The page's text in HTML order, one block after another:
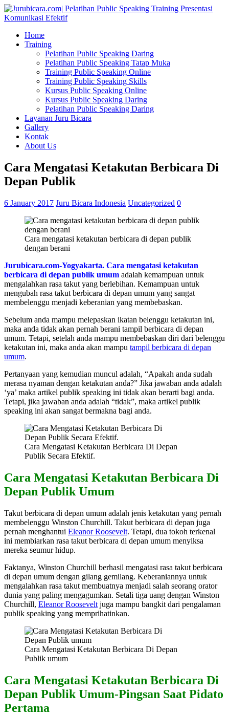
Home
Training
Pelatihan Public Speaking Daring
Pelatihan Public Speaking Tatap Muka
Training Public Speaking Online
Training Public Speaking Skills
Kursus Public Speaking Online
Kursus Public Speaking Daring
Pelatihan Public Speaking Daring
Layanan Juru Bicara
Gallery
Kontak
About Us
Cara Mengatasi Ketakutan Berbicara Di
Depan Publik
6 January 2017 Juru Bicara Indonesia Uncategorized 0
Cara mengatasi ketakutan berbicara di depan publik
dengan berani
Jurubicara.com-Yogyakarta. Cara mengatasi ketakutan
berbicara di depan publik umum adalah kemampuan untuk
mengalahkan rasa takut yang berlebihan. Kemampuan untuk
mengubah rasa takut berbicara di depan umum yang sangat
membelenggu menjadi keberanian yang membebaskan.
Sebelum anda mampu melepaskan ikatan belenggu ketakutan ini,
maka anda tidak akan pernah berani tampil berbicara di depan
umum. Tetapi, setelah anda mampu membebaskan diri dari belenggu
ketakutan ini, maka anda akan mampu tampil berbicara di depan
umum.
Pertanyaan yang kemudian muncul adalah, “Apakah anda sudah
merasa nyaman dengan ketakutan anda?” Jika jawaban anda adalah
‘ya’ maka artikel publik speaking ini tidak akan berarti bagi anda.
Tetapi, jika jawaban anda adalah “tidak”, maka artikel publik
speaking ini akan sangat bermakna bagi anda.
Cara Mengatasi Ketakutan Berbicara Di Depan
Publik Secara Efektif.
Cara Mengatasi Ketakutan Berbicara Di
Depan Publik Umum
Takut berbicara di depan umum adalah jenis ketakutan yang pernah
membelenggu Winston Churchill. Takut berbicara di depan juga
pernah menghantui Eleanor Roosevelt. Tetapi, dua tokoh terkenal
ini membiarkan rasa takut berbicara di depan umum menyiksa
mereka seumur hidup.
Faktanya, Winston Churchill berhasil mengatasi rasa takut berbicara
di depan umum dengan gilang gemilang. Keberaniannya untuk
mengalahkan rasa takut membuatnya menjadi salah seorang orator
dunia yang paling mengagumkan. Setali tiga uang dengan Winston
Churchill, Eleanor Roosevelt juga mampu bangkit dari pengalaman
publik speaking yang memprihatinkan.
Cara Mengatasi Ketakutan Berbicara Di Depan
Publik umum
Cara Mengatasi Ketakutan Berbicara Di
Depan Publik Umum-Pingsan Saat Pidato
Pertama